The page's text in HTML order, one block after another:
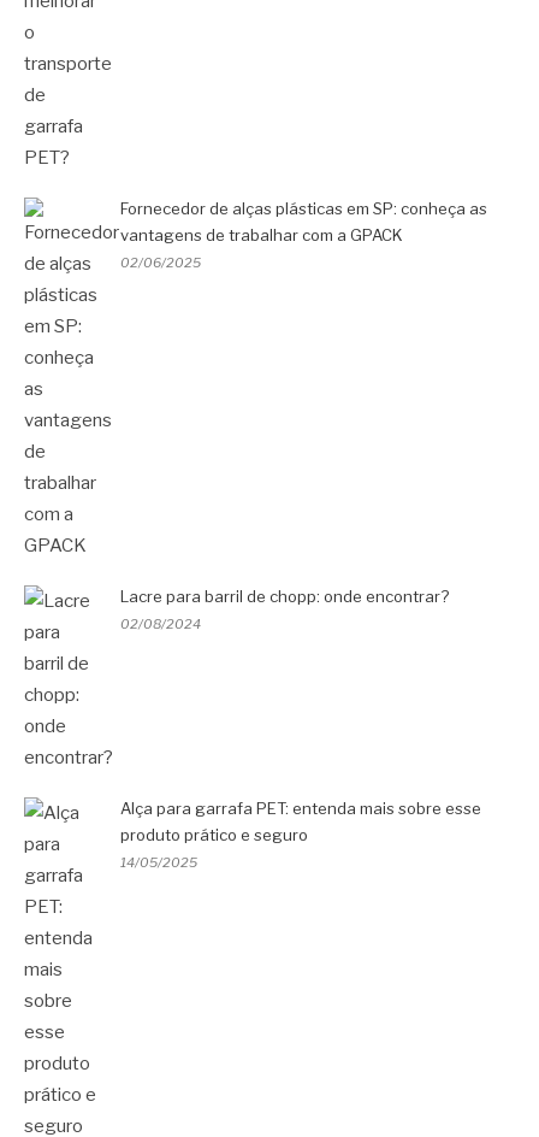
Fornecedor de alças plásticas em SP: conheça as
vantagens de trabalhar com a GPACK
02/06/2025
Lacre para barril de chopp: onde encontrar?
02/08/2024
Alça para garrafa PET: entenda mais sobre esse
produto prático e seguro
14/05/2025